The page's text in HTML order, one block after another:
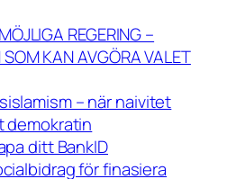
REGERING –
KAN AVGÖRA VALET
– när naivitet
demokratin
ditt BankID
för finasiera